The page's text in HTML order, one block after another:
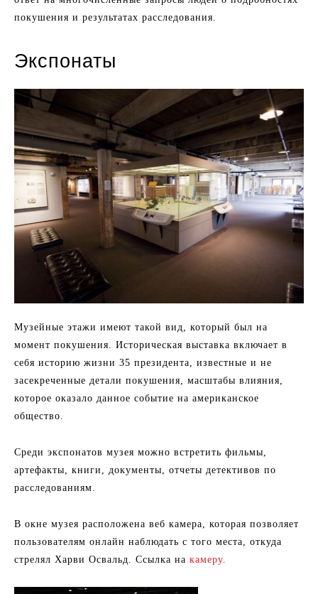
покушения и результатах расследования.
Экспонаты
Музейные этажи имеют такой вид, который был на
момент покушения. Историческая выставка включает в
себя историю жизни 35 президента, известные и не
засекреченные детали покушения, масштабы влияния,
которое оказало данное событие на американское
общество.
Среди экспонатов музея можно встретить фильмы,
артефакты, книги, документы, отчеты детективов по
расследованиям.
В окне музея расположена веб камера, которая позволяет
пользователям онлайн наблюдать с того места, откуда
стрелял Харви Освальд. Ссылка на камеру.